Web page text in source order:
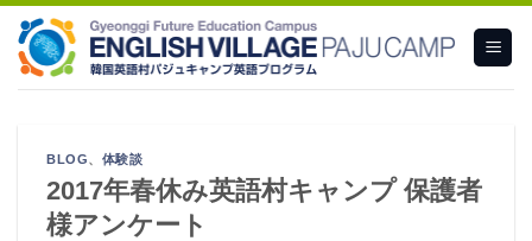
content
BLOG、 体験談
2017年春休み英語村キャンプ 保護者
様アンケート